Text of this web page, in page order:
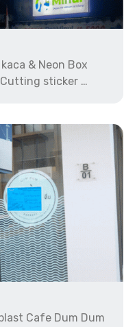
& Neon Box
Cutting sticker …
Cafe Dum Dum